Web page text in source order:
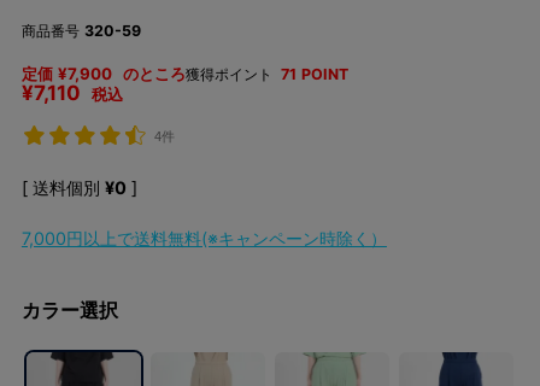
商品番号 320-59
定価 ¥7,900 のところ
¥7,110 税込
獲得ポイント 71 POINT
4件
送料個別 ¥0
7,000円以上で送料無料(※キャンペーン時除く）
カラー選択